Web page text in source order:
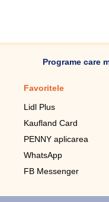
Programe care
Favoritele
Lidl Plus
Kaufland Card
PENNY aplicarea
WhatsApp
FB Messenger